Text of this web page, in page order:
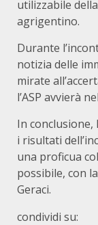
utilizzabile
agrigentino.
Durante
notizia delle
mirate
l’ASP avvierà
In conclusione,
i risultati
una proficua
possibile, con
Geraci.
condividi su: